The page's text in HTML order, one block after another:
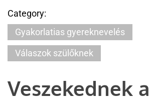
Category:
Gyakorlatias gyereknevelés
Válaszok szülőknek
Veszekednek a